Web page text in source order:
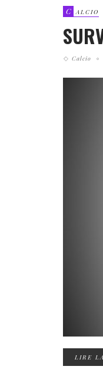
C ALCIO
Calcio
LIRE